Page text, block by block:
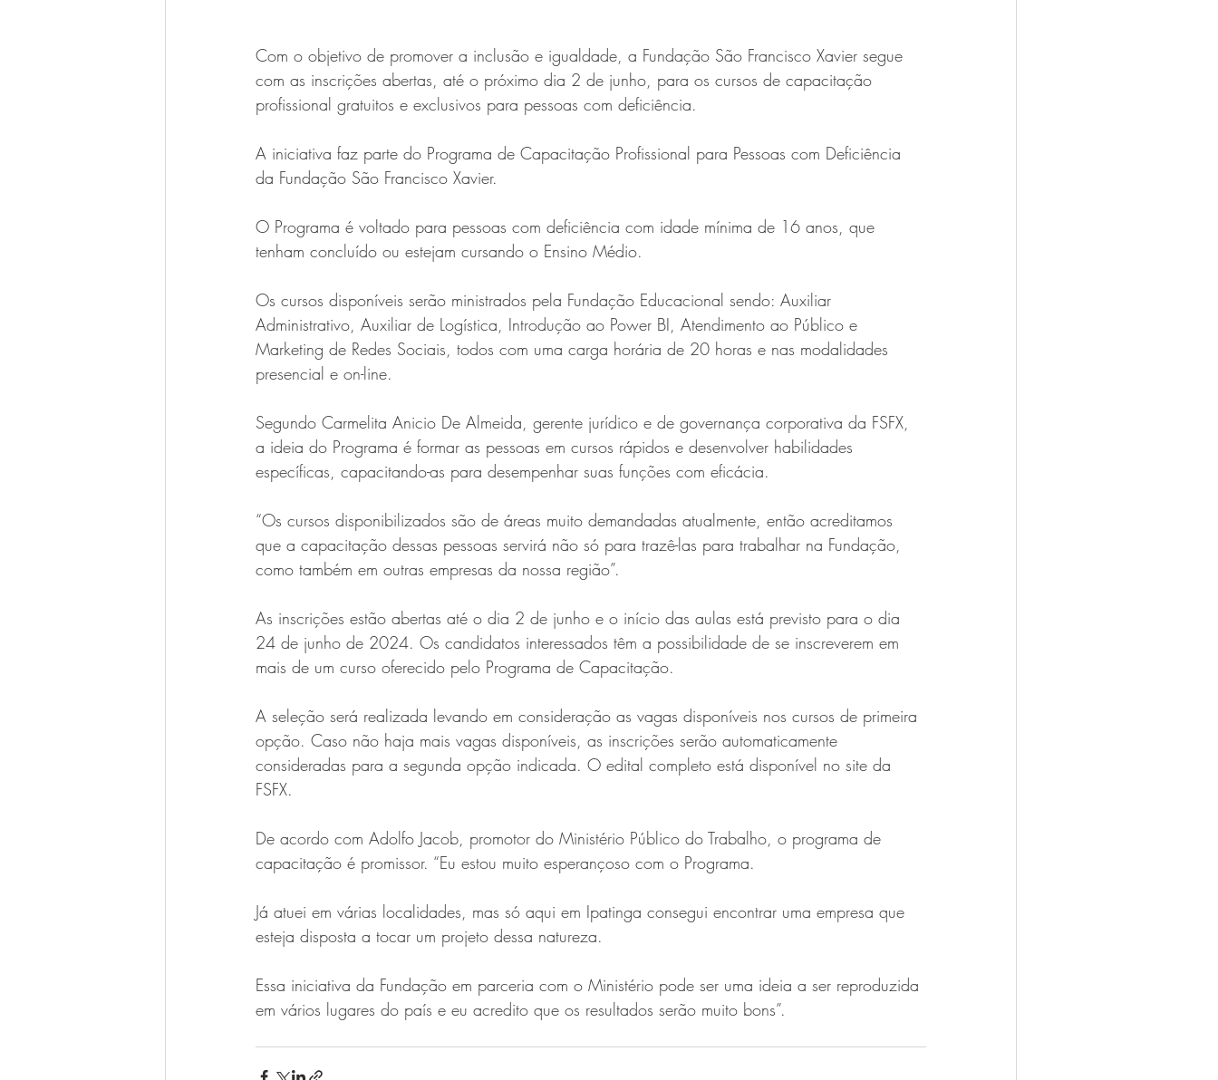
Com o objetivo de promover a inclusão e igualdade, a Fundação São Francisco Xavier segue
com as inscrições abertas, até o próximo dia 2 de junho, para os cursos de capacitação
profissional gratuitos e exclusivos para pessoas com deficiência.
A iniciativa faz parte do Programa de Capacitação Profissional para Pessoas com Deficiência
da Fundação São Francisco Xavier.
O Programa é voltado para pessoas com deficiência com idade mínima de 16 anos, que
tenham concluído ou estejam cursando o Ensino Médio.
Os cursos disponíveis serão ministrados pela Fundação Educacional sendo: Auxiliar
Administrativo, Auxiliar de Logística, Introdução ao Power BI, Atendimento ao Público e
Marketing de Redes Sociais, todos com uma carga horária de 20 horas e nas modalidades
presencial e on-line.
Segundo Carmelita Anicio De Almeida, gerente jurídico e de governança corporativa da FSFX,
a ideia do Programa é formar as pessoas em cursos rápidos e desenvolver habilidades
específicas, capacitando-as para desempenhar suas funções com eficácia.
“Os cursos disponibilizados são de áreas muito demandadas atualmente, então acreditamos
que a capacitação dessas pessoas servirá não só para trazê-las para trabalhar na Fundação,
como também em outras empresas da nossa região”.
As inscrições estão abertas até o dia 2 de junho e o início das aulas está previsto para o dia
24 de junho de 2024. Os candidatos interessados têm a possibilidade de se inscreverem em
mais de um curso oferecido pelo Programa de Capacitação.
A seleção será realizada levando em consideração as vagas disponíveis nos cursos de primeira
opção. Caso não haja mais vagas disponíveis, as inscrições serão automaticamente
consideradas para a segunda opção indicada. O edital completo está disponível no site da
FSFX.
De acordo com Adolfo Jacob, promotor do Ministério Público do Trabalho, o programa de
capacitação é promissor. “Eu estou muito esperançoso com o Programa.
Já atuei em várias localidades, mas só aqui em Ipatinga consegui encontrar uma empresa que
esteja disposta a tocar um projeto dessa natureza.
Essa iniciativa da Fundação em parceria com o Ministério pode ser uma ideia a ser reproduzida
em vários lugares do país e eu acredito que os resultados serão muito bons”.